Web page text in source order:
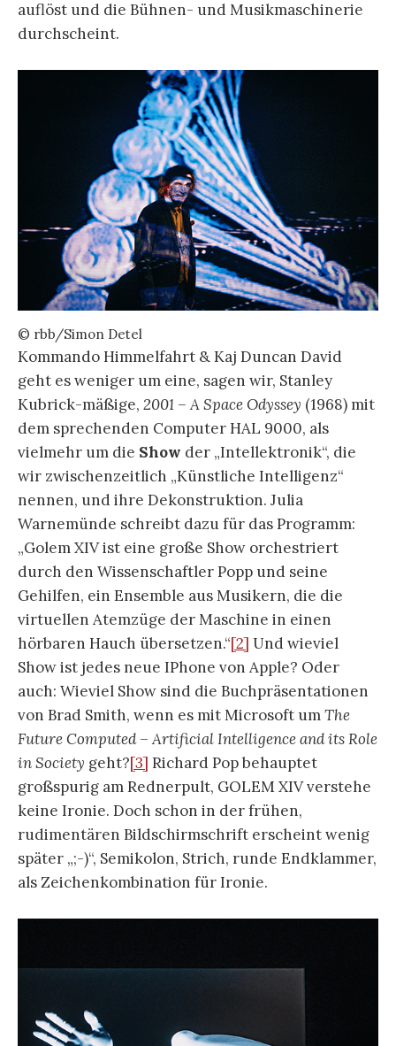
auflöst und die Bühnen- und Musikmaschinerie
durchscheint.
© rbb/Simon Detel
Kommando Himmelfahrt & Kaj Duncan David
geht es weniger um eine, sagen wir, Stanley
Kubrick-mäßige, 2001 – A Space Odyssey (1968) mit
dem sprechenden Computer HAL 9000, als
vielmehr um die Show der „Intellektronik“, die
wir zwischenzeitlich „Künstliche Intelligenz“
nennen, und ihre Dekonstruktion. Julia
Warnemünde schreibt dazu für das Programm:
„Golem XIV ist eine große Show orchestriert
durch den Wissenschaftler Popp und seine
Gehilfen, ein Ensemble aus Musikern, die die
virtuellen Atemzüge der Maschine in einen
hörbaren Hauch übersetzen.“[2] Und wieviel
Show ist jedes neue IPhone von Apple? Oder
auch: Wieviel Show sind die Buchpräsentationen
von Brad Smith, wenn es mit Microsoft umThe
Future Computed – Artificial Intelligence and its Role
in Society geht?[3] Richard Pop behauptet
großspurig am Rednerpult, GOLEM XIV verstehe
keine Ironie. Doch schon in der frühen,
rudimentären Bildschirmschrift erscheint wenig
später „;-)“, Semikolon, Strich, runde Endklammer,
als Zeichenkombination für Ironie.